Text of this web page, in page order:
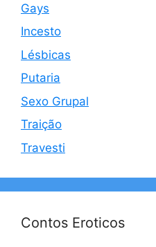
Gays
Incesto
Lésbicas
Putaria
Sexo Grupal
Traição
Travesti
Contos Eroticos